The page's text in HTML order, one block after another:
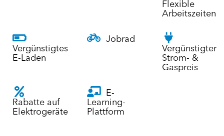
Flexible
Arbeitszeiten
Vergünstigtes
E-Laden
Jobrad
Vergünstigter
Strom- &
Gaspreis
Rabatte auf
Elektrogeräte
E-
Learning-
Plattform